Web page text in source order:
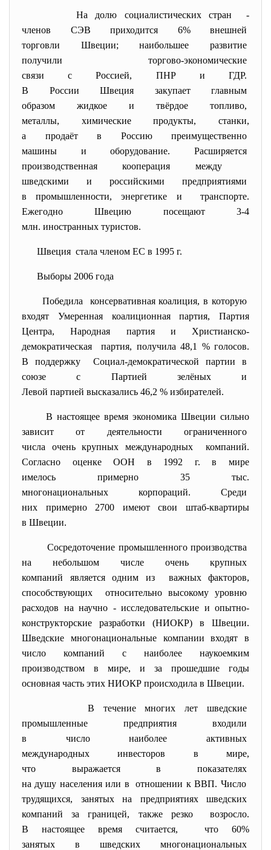
На долю социалистических стран -
членов СЭВ приходится 6% внешней
торговли Швеции; наибольшее развитие
получили торгово-экономические
связи с Россией, ПНР и ГДР.
В России Швеция закупает главным
образом жидкое и твёрдое топливо,
металлы, химические продукты, станки,
а продаёт в Россию преимущественно
машины и оборудование. Расширяется
производственная кооперация между
шведскими и российскими предприятиями
в промышленности, энергетике и транспорте.
Ежегодно Швецию посещают 3-4
млн. иностранных туристов.
Швеция стала членом ЕС в 1995 г.
Выборы 2006 года
Победила консервативная коалиция, в которую
входят Умеренная коалиционная партия, Партия
Центра, Народная партия и Христианско-
демократическая партия, получила 48,1 % голосов.
В поддержку Социал-демократической партии в
союзе с Партией зелёных и
Левой партией высказались 46,2 % избирателей.
В настоящее время экономика Швеции сильно
зависит от деятельности ограниченного
числа очень крупных международных компаний.
Согласно оценке ООН в 1992 г. в мире
имелось примерно 35 тыс.
многонациональных корпораций. Среди
них примерно 2700 имеют свои штаб-квартиры
в Швеции.
Сосредоточение промышленногопроизводства
на небольшом числе очень крупных
компаний является одним из важных факторов,
способствующих относительно высокому уровню
расходов на научно - исследовательские и опытно-
конструкторские разработки (НИОКР) в Швеции.
Шведские многонациональные компании входят в
число компаний с наиболее наукоемким
производством в мире, и за прошедшие годы
основная часть этих НИОКР происходила в Швеции.
В течение многих лет шведские
промышленные предприятия входили
в число наиболее активных
международных инвесторов в мире,
что выражается в показателях
на душу населения или в отношении к ВВП. Число
трудящихся, занятых на предприятиях шведских
компаний за границей, также резко возросло.
В настоящее время считается, что 60%
занятых в шведских многонациональных